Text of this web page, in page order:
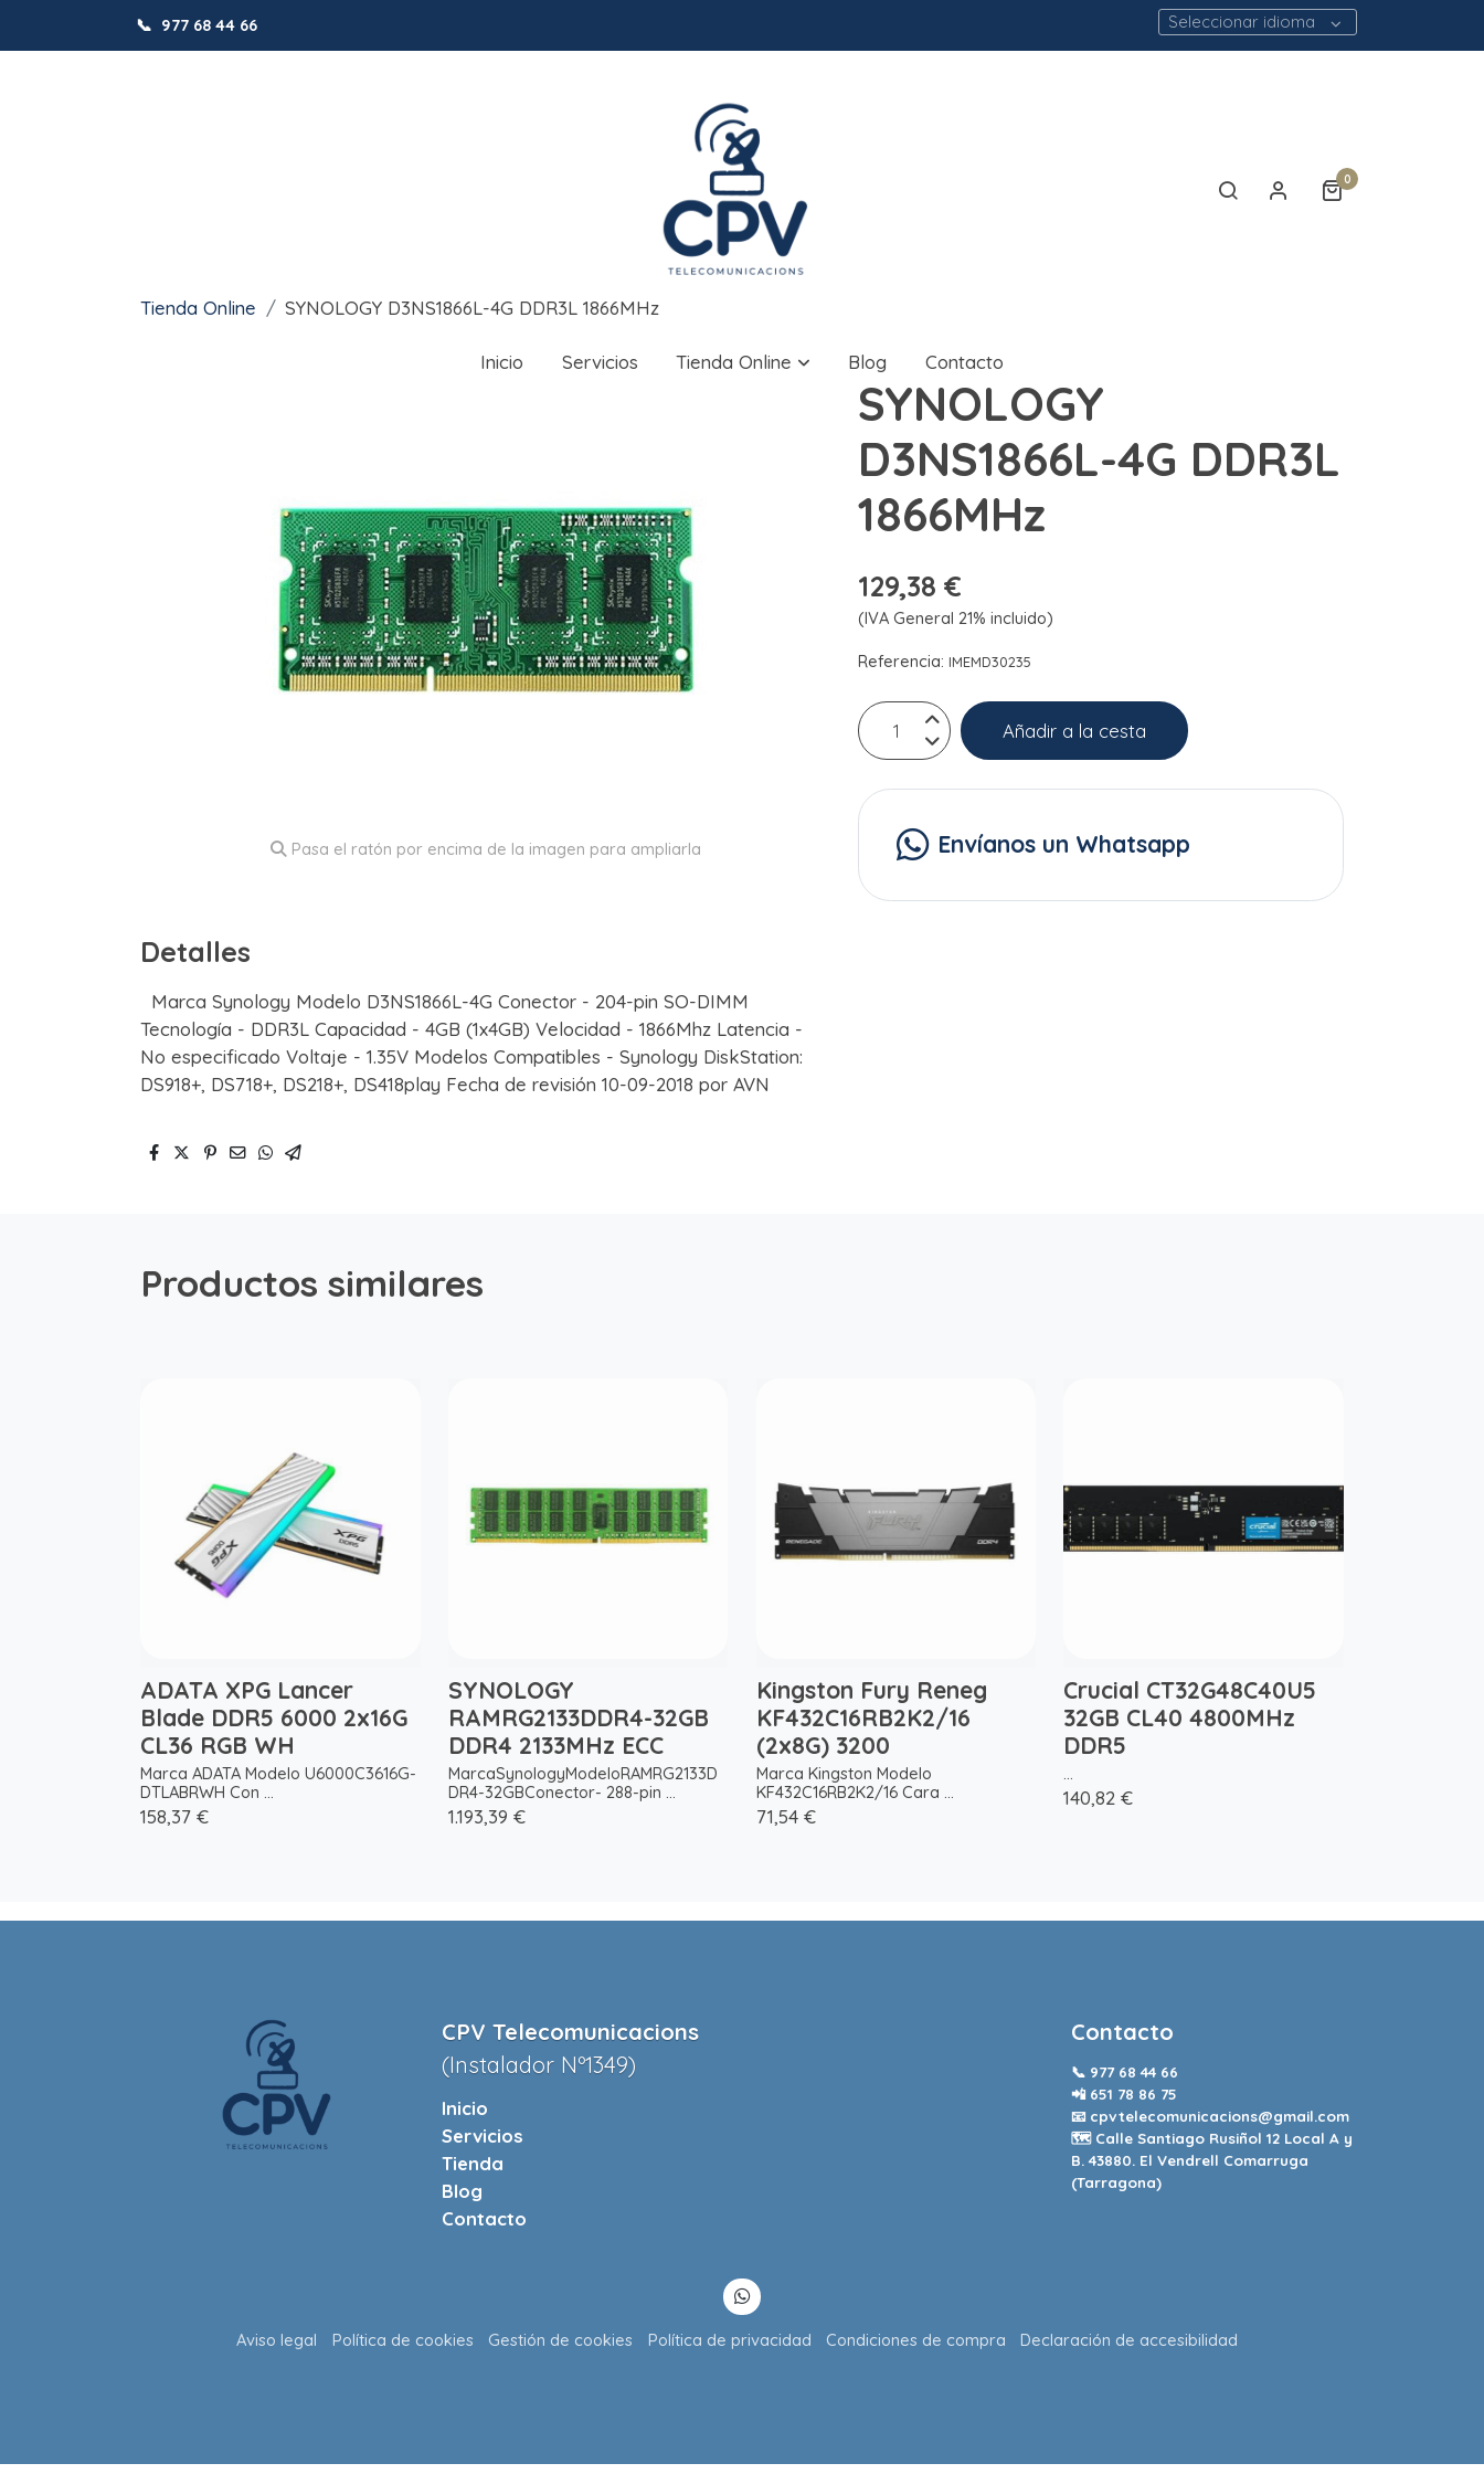
📞 977 68 44 66 Seleccionar idioma
0
Inicio Servicios Tienda Online Blog Contacto
Tienda Online SYNOLOGY D3NS1866L-4G DDR3L 1866MHz
Pasa el ratón por encima de la imagen para ampliarla
Detalles
Marca Synology Modelo D3NS1866L-4G Conector - 204-pin SO-DIMM
Tecnología - DDR3L Capacidad - 4GB (1x4GB) Velocidad - 1866Mhz Latencia -
No especificado Voltaje - 1.35V Modelos Compatibles - Synology DiskStation:
DS918+, DS718+, DS218+, DS418play Fecha de revisión 10-09-2018 por AVN
SYNOLOGY
D3NS1866L-4G DDR3L
1866MHz
129,38 €
(IVA General 21% incluido)
Referencia: IMEMD30235
Añadir a la cesta
Envíanos un Whatsapp
Productos similares
ADATA XPG Lancer
Blade DDR5 6000 2x16G
CL36 RGB WH
Marca ADATA Modelo U6000C3616G-
DTLABRWH Con ...
158,37 €
SYNOLOGY
RAMRG2133DDR4-32GB
DDR4 2133MHz ECC
MarcaSynologyModeloRAMRG2133D
DR4-32GBConector- 288-pin ...
1.193,39 €
Kingston Fury Reneg
KF432C16RB2K2/16
(2x8G) 3200
Marca Kingston Modelo
KF432C16RB2K2/16 Cara ...
71,54 €
Crucial CT32G48C40U5
32GB CL40 4800MHz
DDR5
...
140,82 €
CPV Telecomunicacions
(Instalador Nº1349)
Inicio
Servicios
Tienda
Blog
Contacto
Contacto
📞 977 68 44 66
📲 651 78 86 75
📧 cpvtelecomunicacions@gmail.com
🗺️ Calle Santiago Rusiñol 12 Local A y
B. 43880. El Vendrell Comarruga
(Tarragona)
Aviso legal Política de cookies Gestión de cookies Política de privacidad Condiciones de compra Declaración de accesibilidad